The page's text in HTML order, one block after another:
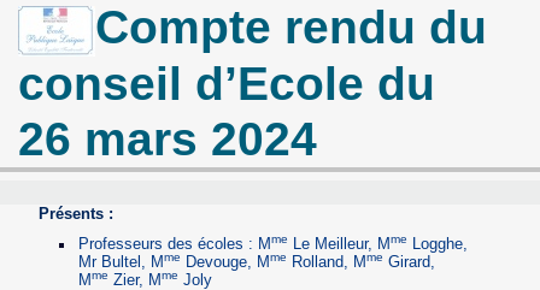
Compte rendu du
conseil d’Ecole du
26 mars 2024
Présents :
Professeurs des écoles : Mme Le Meilleur, Mme Logghe,
Mr Bultel, Mme Devouge, Mme Rolland, Mme Girard,
Mme Zier, Mme Joly